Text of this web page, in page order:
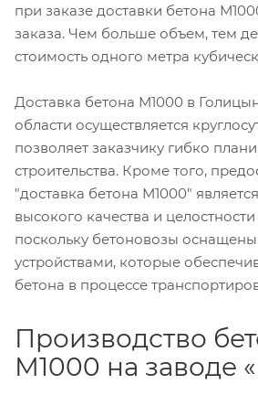
при заказе доставки бетона
заказа. Чем больше объем, тем
стоимость одного метра
Доставка бетона М1000 в
области осуществляется
позволяет заказчику гибко
строительства. Кроме того,
"доставка бетона М1000"
высокого качества и
поскольку бетоновозы
устройствами, которые
бетона в процессе
Производство
М1000 на заводе